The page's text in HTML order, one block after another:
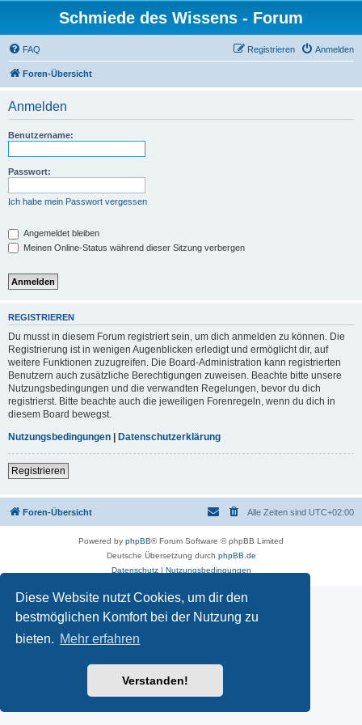
Diese Website nutzt Cookies, um dir den
bestmöglichen Komfort bei der Nutzung zu
bieten. Mehr erfahren
Verstanden!
Schmiede des Wissens - Forum
FAQ Anmelden
Registrieren
Foren-Übersicht
Anmelden
Benutzername:
Passwort:
Ich habe mein Passwort vergessen
Angemeldet bleiben
Meinen Online-Status während dieser Sitzung verbergen
REGISTRIEREN
Du musst in diesem Forum registriert sein, um dich anmelden zu können. Die
Registrierung ist in wenigen Augenblicken erledigt und ermöglicht dir, auf
weitere Funktionen zuzugreifen. Die Board-Administration kann registrierten
Benutzern auch zusätzliche Berechtigungen zuweisen. Beachte bitte unsere
Nutzungsbedingungen und die verwandten Regelungen, bevor du dich
registrierst. Bitte beachte auch die jeweiligen Forenregeln, wenn du dich in
diesem Board bewegst.
Nutzungsbedingungen | Datenschutzerklärung
Registrieren
Foren-Übersicht Alle Zeiten sind UTC+02:00
Powered by phpBB® Forum Software © phpBB Limited
Deutsche Übersetzung durch phpBB.de
Datenschutz| Nutzungsbedingungen